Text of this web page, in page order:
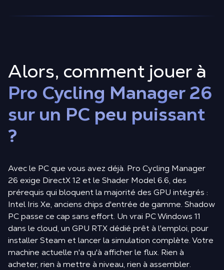
Alors, comment jouer à
Pro Cycling Manager 26
sur un PC peu puissant
?
Avec le PC que vous avez déjà. Pro Cycling Manager
26 exige DirectX 12 et le Shader Model 6.6, des
prérequis qui bloquent la majorité des GPU intégrés :
Intel Iris Xe, anciens chips d'entrée de gamme. Shadow
PC passe ce cap sans effort. Un vrai PC Windows 11
dans le cloud, un GPU RTX dédié prêt à l'emploi, pour
installer Steam et lancer la simulation complète. Votre
machine actuelle n'a qu'à afficher le flux. Rien à
acheter, rien à mettre à niveau, rien à assembler.